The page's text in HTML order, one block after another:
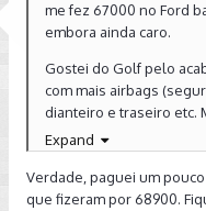
me fez 67000 no Ford
embora ainda caro.
Gostei do Golf pelo
com mais airbags
dianteiro e traseiro etc.
demorada pra
concessionária do
abarrotada de serviços
menores da região,
Expand
Verdade, paguei um
que fizeram por 68900.